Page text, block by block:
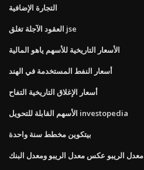
التجارة الإضافية
العقود الآجلة تغلق jse
الأسعار التاريخية للأسهم ياهو المالية
أسعار النفط المستخدمة في الهند
أسعار الإغلاق التاريخية التفاح
الأسهم القابلة للتحويل investopedia
بيتكوين مخطط سنة واحدة
معدل الريبو عكس معدل الريبو ومعدل البنك